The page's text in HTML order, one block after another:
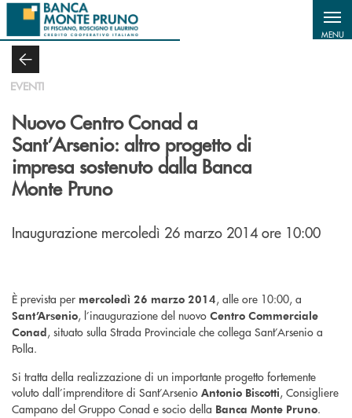
Salta al contenuto principale
MENU
EVENTI
Nuovo Centro Conad a
Sant’Arsenio: altro progetto di
impresa sostenuto dalla Banca
Monte Pruno
Inaugurazione mercoledì 26 marzo 2014 ore 10:00
È prevista per mercoledì 26 marzo 2014, alle ore 10:00, a
Sant’Arsenio, l’inaugurazione del nuovo Centro Commerciale
Conad, situato sulla Strada Provinciale che collega Sant’Arsenio a
Polla.
Si tratta della realizzazione di un importante progetto fortemente
voluto dall’imprenditore di Sant’Arsenio Antonio Biscotti, Consigliere
Campano del Gruppo Conad e socio della Banca Monte Pruno.